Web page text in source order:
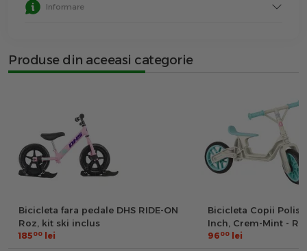
Informare
Produse din aceeasi categorie
Bicicleta fara pedale DHS RIDE-ON
Roz, kit ski inclus
18500 lei
Bicicleta Copii
Inch, Crem-Mint -
9600 lei